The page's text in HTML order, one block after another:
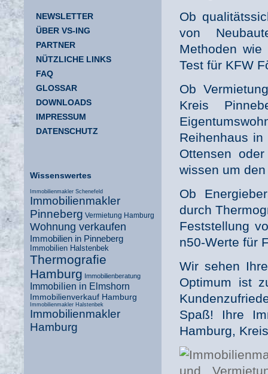
Ob
von
Methoden wie
Test für KFW
Ob
Kreis
Reihenhaus
Ottensen
wissen um
Ob
durch
Feststellung
n50-Werte für
Wir sehen
Optimum ist
Spaß! Ihre
Hamburg,
NEWSLETTER
ÜBER VS-ING
PARTNER
NÜTZLICHE LINKS
FAQ
GLOSSAR
DOWNLOADS
IMPRESSUM
DATENSCHUTZ
Wissenswertes
Immobilienmakler Schenefeld
Immobilienmakler
Pinneberg Vermietung Hamburg
Wohnung verkaufen
Immobilien in Pinneberg
Immobilien Halstenbek
Thermografie
Hamburg Immobilienberatung
Immobilien in Elmshorn
Immobilienverkauf Hamburg
Immobilienmakler Halstenbek
Immobilienmakler
Hamburg